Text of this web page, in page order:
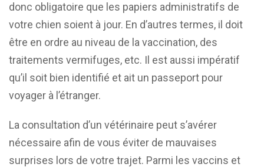
donc obligatoire que les papiers administratifs de
votre chien soient à jour. En d’autres termes, il doit
être en ordre au niveau de la vaccination, des
traitements vermifuges, etc. Il est aussi impératif
qu’il soit bien identifié et ait un passeport pour
voyager à l’étranger.
La consultation d’un vétérinaire peut s’avérer
nécessaire afin de vous éviter de mauvaises
surprises lors de votre trajet. Parmi les vaccins et